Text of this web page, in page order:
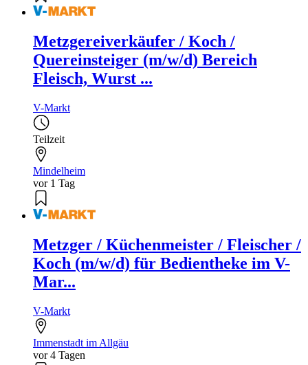
Metzgereiverkäufer / Koch /
Quereinsteiger (m/w/d) Bereich
Fleisch, Wurst ...
V-Markt
Teilzeit
Mindelheim
vor 1 Tag
Metzger / Küchenmeister / Fleischer /
Koch (m/w/d) für Bedientheke im V-
Mar...
V-Markt
Immenstadt im Allgäu
vor 4 Tagen